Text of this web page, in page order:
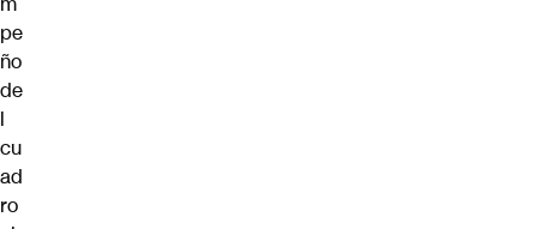
pe
ño
de
l
cu
ad
ro